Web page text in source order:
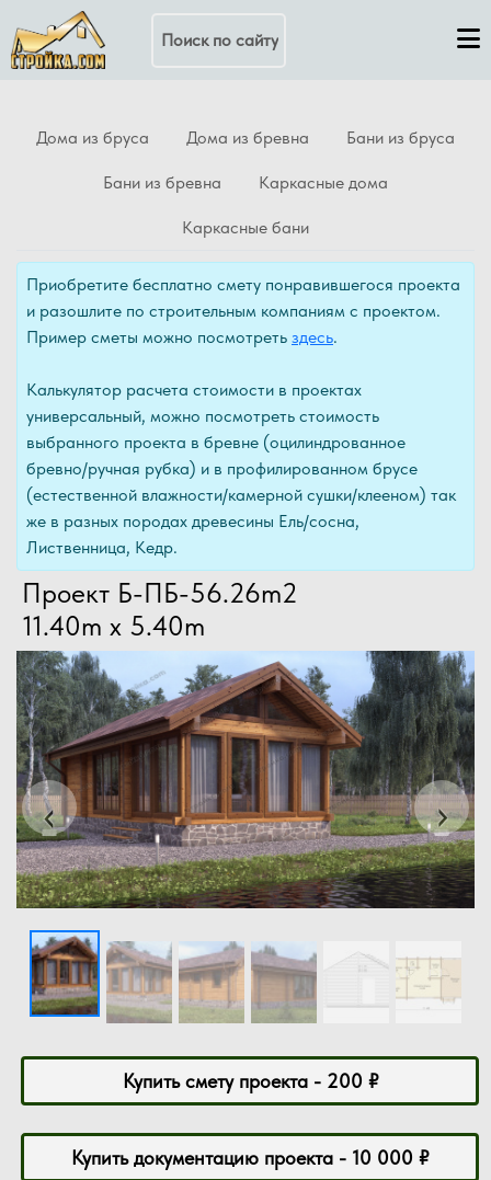
Дома из бруса Дома из бревна Бани из бруса
Бани из бревна Каркасные дома
Каркасные бани
Приобретите бесплатно смету понравившегося проекта
и разошлите по строительным компаниям с проектом.
Пример сметы можно посмотреть здесь.
Калькулятор расчета стоимости в проектах
универсальный, можно посмотреть стоимость
выбранного проекта в бревне (оцилиндрованное
бревно/ручная рубка) и в профилированном брусе
(естественной влажности/камерной сушки/клееном) так
же в разных породах древесины Ель/сосна,
Лиственница, Кедр.
Проект Б-ПБ-56.26m2
11.40m x 5.40m
‹Previous ›Next
Купить смету проекта - 200 ₽
Купить документацию проекта - 10 000 ₽